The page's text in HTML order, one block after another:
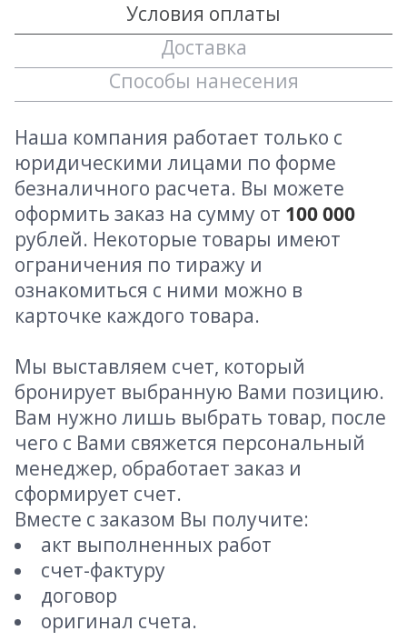
Условия оплаты
Доставка
Способы нанесения
Наша компания работает только с
юридическими лицами по форме
безналичного расчета. Вы можете
оформить заказ на сумму от 100 000
рублей. Некоторые товары имеют
ограничения по тиражу и
ознакомиться с ними можно в
карточке каждого товара.
Мы выставляем счет, который
бронирует выбранную Вами позицию.
Вам нужно лишь выбрать товар, после
чего с Вами свяжется персональный
менеджер, обработает заказ и
сформирует счет.
Вместе с заказом Вы получите:
акт выполненных работ
счет-фактуру
договор
оригинал счета.